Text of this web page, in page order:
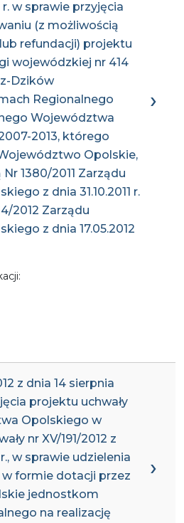
r. w sprawie przyjęcia
(z możliwością
refundacji) projektu
wojewódzkiej nr 414
Dzików
Regionalnego
Województwa
2013, którego
Opolskie,
1380/2011 Zarządu
z dnia 31.10.2011 r.
2012 Zarządu
z dnia 17.05.2012
z dnia 14 sierpnia
projektu uchwały
Opolskiego w
nr XV/191/2012 z
w sprawie udzielenia
formie dotacji przez
jednostkom
na realizację